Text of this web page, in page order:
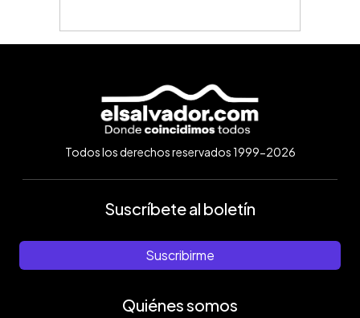
Todos los derechos reservados 1999-2026
Suscríbete al boletín
Suscribirme
Quiénes somos